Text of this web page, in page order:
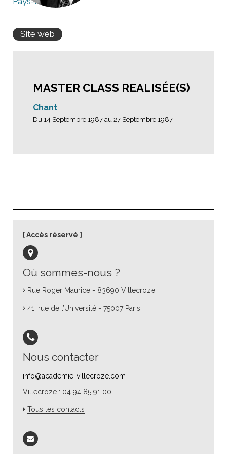
Site web
MASTER CLASS REALISÉE(S)
Chant
Du 14 Septembre 1987 au 27 Septembre 1987
Où sommes-nous ?
Rue Roger Maurice - 83690 Villecroze
41, rue de l’Université - 75007 Paris
Nous contacter
info@academie-villecroze.com
Villecroze : 04 94 85 91 00
Tous les contacts
Accès réservé